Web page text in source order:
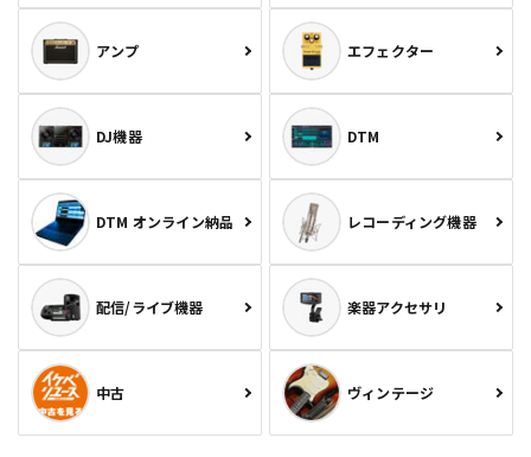
アンプ エフェクター
DJ機器 DTM
DTM オンライン納品 レコーディング機器
配信/ライブ機器 楽器アクセサリ
中古 ヴィンテージ